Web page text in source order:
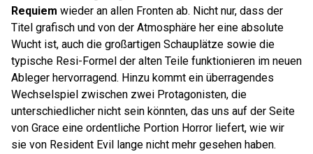
Requiem wieder an allen Fronten ab. Nicht nur, dass der
Titel grafisch und von der Atmosphäre her eine absolute
Wucht ist, auch die großartigen Schauplätze sowie die
typische Resi-Formel der alten Teile funktionieren im neuen
Ableger hervorragend. Hinzu kommt ein überragendes
Wechselspiel zwischen zwei Protagonisten, die
unterschiedlicher nicht sein könnten, das uns auf der Seite
von Grace eine ordentliche Portion Horror liefert, wie wir
sie von Resident Evil lange nicht mehr gesehen haben.